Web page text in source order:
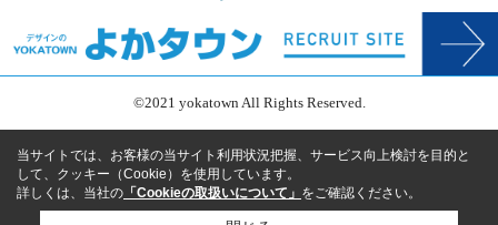
©2021 yokatown All Rights Reserved.
当サイトでは、お客様の当サイト利用状況把握、サービス向上検討を目的と
して、クッキー（Cookie）を使用しています。
詳しくは、当社の 「Cookieの取扱いについて」 をご確認ください。